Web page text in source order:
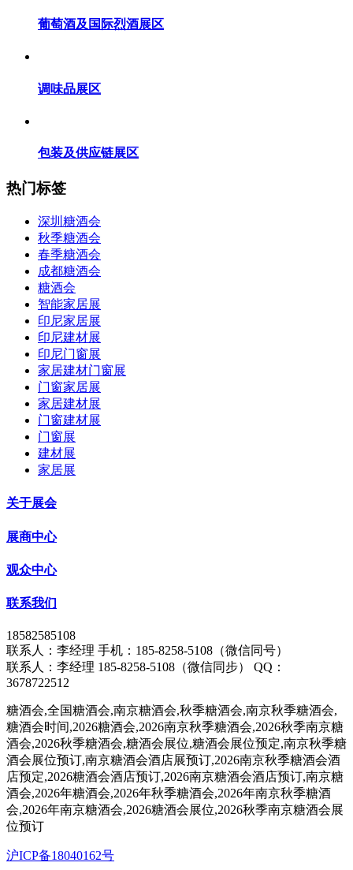
葡萄酒及国际烈酒展区
调味品展区
包装及供应链展区
热门标签
深圳糖酒会
秋季糖酒会
春季糖酒会
成都糖酒会
糖酒会
智能家居展
印尼家居展
印尼建材展
印尼门窗展
家居建材门窗展
门窗家居展
家居建材展
门窗建材展
门窗展
建材展
家居展
关于展会
展商中心
观众中心
联系我们
18582585108
联系人：李经理 手机：185-8258-5108（微信同号）
联系人：李经理 185-8258-5108（微信同步） QQ：
3678722512
糖酒会,全国糖酒会,南京糖酒会,秋季糖酒会,南京秋季糖酒会,
糖酒会时间,2026糖酒会,2026南京秋季糖酒会,2026秋季南京糖
酒会,2026秋季糖酒会,糖酒会展位,糖酒会展位预定,南京秋季糖
酒会展位预订,南京糖酒会酒店展预订,2026南京秋季糖酒会酒
店预定,2026糖酒会酒店预订,2026南京糖酒会酒店预订,南京糖
酒会,2026年糖酒会,2026年秋季糖酒会,2026年南京秋季糖酒
会,2026年南京糖酒会,2026糖酒会展位,2026秋季南京糖酒会展
位预订
沪ICP备18040162号